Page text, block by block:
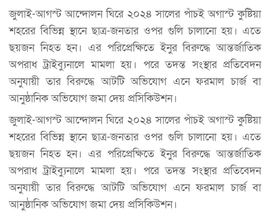
জুলাই-আগস্ট আন্দোলন ঘিরে ২০২৪ সালের পাঁচই অগাস্ট কুষ্টিয়া
শহরের বিভিন্ন স্থানে ছাত্র-জনতার ওপর গুলি চালানো হয়। এতে
ছয়জন নিহত হন। এর পরিপ্রেক্ষিতে ইনুর বিরুদ্ধে আন্তর্জাতিক
অপরাধ ট্রাইব্যুনালে মামলা হয়। পরে তদন্ত সংস্থার প্রতিবেদন
অনুযায়ী তার বিরুদ্ধে আটটি অভিযোগ এনে ফরমাল চার্জ বা
আনুষ্ঠানিক অভিযোগ জমা দেয় প্রসিকিউশন।
জুলাই-আগস্ট আন্দোলন ঘিরে ২০২৪ সালের পাঁচই অগাস্ট কুষ্টিয়া
শহরের বিভিন্ন স্থানে ছাত্র-জনতার ওপর গুলি চালানো হয়। এতে
ছয়জন নিহত হন। এর পরিপ্রেক্ষিতে ইনুর বিরুদ্ধে আন্তর্জাতিক
অপরাধ ট্রাইব্যুনালে মামলা হয়। পরে তদন্ত সংস্থার প্রতিবেদন
অনুযায়ী তার বিরুদ্ধে আটটি অভিযোগ এনে ফরমাল চার্জ বা
আনুষ্ঠানিক অভিযোগ জমা দেয় প্রসিকিউশন।